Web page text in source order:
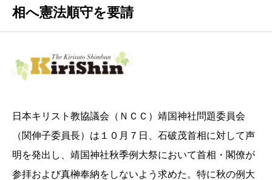
相へ憲法順守を要請
日本キリスト教協議会（ＮＣＣ）靖国神社問題委員会
（関伸子委員長）は１０月７日、石破茂首相に対して声
明を発出し、靖国神社秋季例大祭において首相・閣僚が
参拝および真榊奉納をしないよう求めた。特に秋の例大